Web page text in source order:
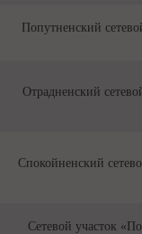
Попутненский
Отрадненский
Спокойненский
Сетевой участок